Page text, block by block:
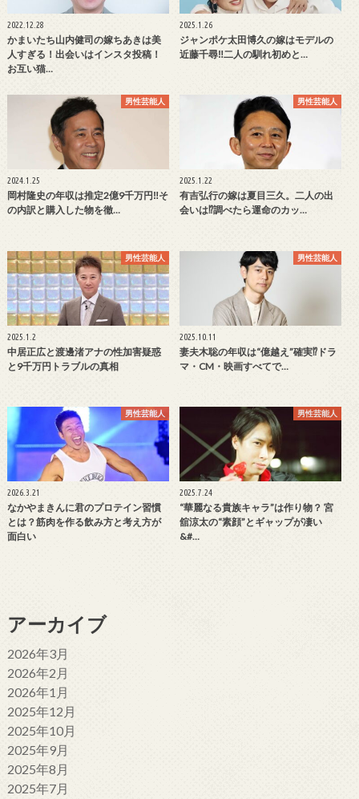
2022.12.28
かまいたち山内健司の嫁ちあきは美
人すぎる！出会いはインスタ投稿！
お互い猫…
2025.1.26
ジャンポケ太田博久の嫁はモデルの
近藤千尋‼二人の馴れ初めと…
男性芸能人
2024.1.25
岡村隆史の年収は推定2億9千万円‼そ
の内訳と購入した物を徹…
男性芸能人
2025.1.22
有吉弘行の嫁は夏目三久。二人の出
会いは⁉調べたら運命のカッ…
男性芸能人
2025.1.2
中居正広と渡邊渚アナの性加害疑惑
と9千万円トラブルの真相
男性芸能人
2025.10.11
妻夫木聡の年収は“億越え”確実⁉ドラ
マ・CM・映画すべてで…
男性芸能人
2026.3.21
なかやまきんに君のプロテイン習慣
とは？筋肉を作る飲み方と考え方が
面白い
男性芸能人
2025.7.24
“華麗なる貴族キャラ”は作り物？ 宮
舘涼太の“素顔”とギャップが凄い
&#…
アーカイブ
2026年3月
2026年2月
2026年1月
2025年12月
2025年10月
2025年9月
2025年8月
2025年7月